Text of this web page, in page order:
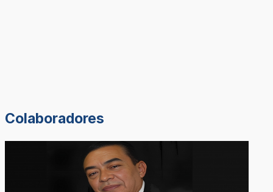
Colaboradores